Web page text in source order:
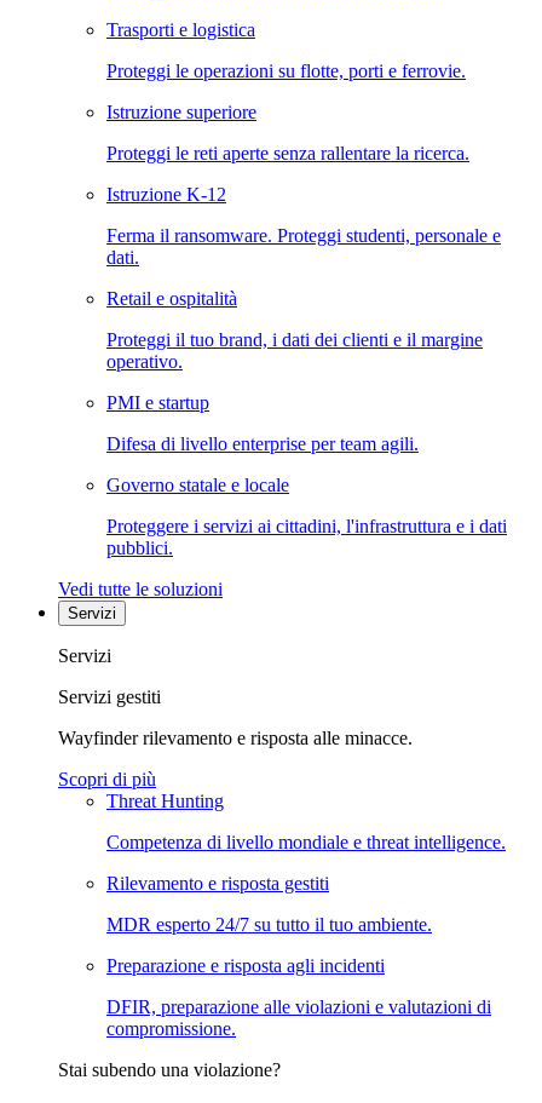
Trasporti e logistica
Proteggi le operazioni su flotte, porti e ferrovie.
Istruzione superiore
Proteggi le reti aperte senza rallentare la ricerca.
Istruzione K-12
Ferma il ransomware. Proteggi studenti, personale e
dati.
Retail e ospitalità
Proteggi il tuo brand, i dati dei clienti e il margine
operativo.
PMI e startup
Difesa di livello enterprise per team agili.
Governo statale e locale
Proteggere i servizi ai cittadini, l'infrastruttura e i dati
pubblici.
Vedi tutte le soluzioni
Servizi
Servizi
Servizi gestiti
Wayfinder rilevamento e risposta alle minacce.
Scopri di più
Threat Hunting
Competenza di livello mondiale e threat intelligence.
Rilevamento e risposta gestiti
MDR esperto 24/7 su tutto il tuo ambiente.
Preparazione e risposta agli incidenti
DFIR, preparazione alle violazioni e valutazioni di
compromissione.
Stai subendo una violazione?